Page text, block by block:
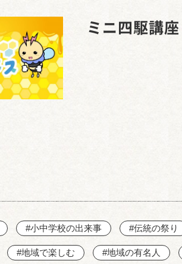
ミニ四駆講座
#小中学校の出来事 #伝統の祭り
#地域で楽しむ #地域の有名人